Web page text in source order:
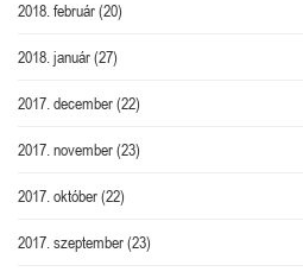
2018. február(20)
2018. január(27)
2017. december(22)
2017. november(23)
2017. október(22)
2017. szeptember(23)